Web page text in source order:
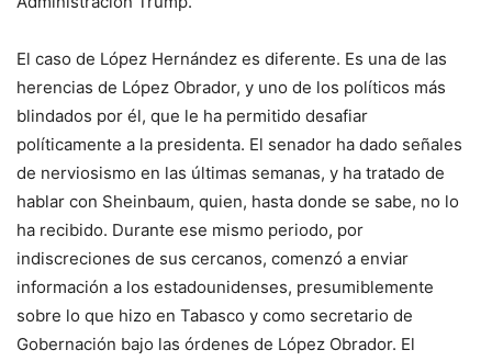
El caso de López Hernández es diferente. Es una de las
herencias de López Obrador, y uno de los políticos más
blindados por él, que le ha permitido desafiar
políticamente a la presidenta. El senador ha dado señales
de nerviosismo en las últimas semanas, y ha tratado de
hablar con Sheinbaum, quien, hasta donde se sabe, no lo
ha recibido. Durante ese mismo periodo, por
indiscreciones de sus cercanos, comenzó a enviar
información a los estadounidenses, presumiblemente
sobre lo que hizo en Tabasco y como secretario de
Gobernación bajo las órdenes de López Obrador. El